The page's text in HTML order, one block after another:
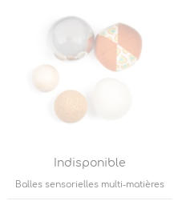
Indisponible
Balles sensorielles multi-matières